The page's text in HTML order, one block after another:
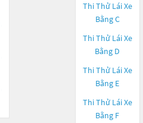
Thi Thử Lái Xe
Bằng C
Thi Thử Lái Xe
Bằng D
Thi Thử Lái Xe
Bằng E
Thi Thử Lái Xe
Bằng F